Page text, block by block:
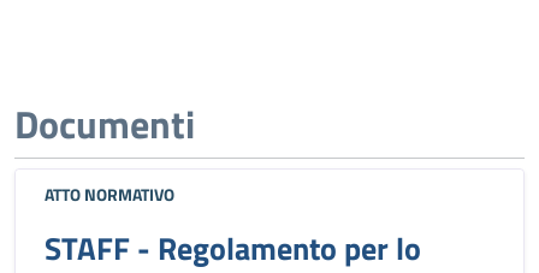
Documenti
ATTO NORMATIVO
STAFF - Regolamento per lo